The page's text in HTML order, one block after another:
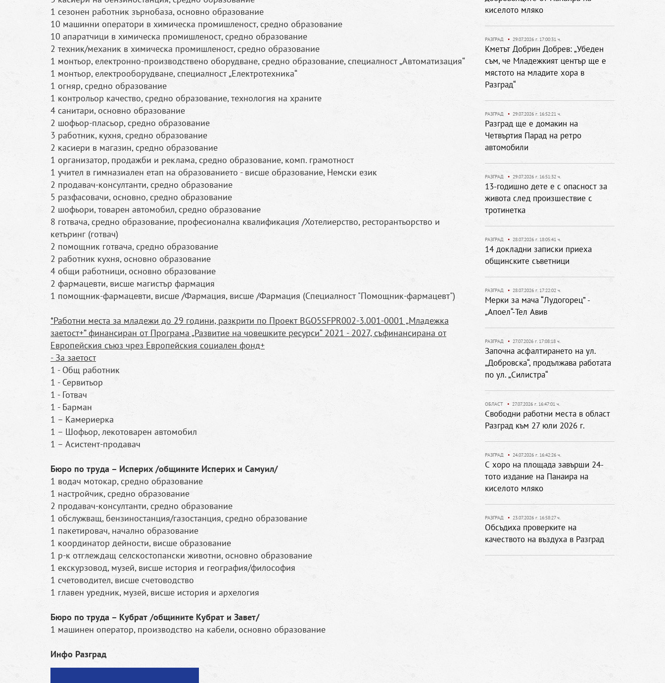
1 сезонен работник зърнобаза, основно образование
10 машинни оператори в химическа промишленост, средно образование
10 апаратчици в химическа промишленост, средно образование
2 техник/механик в химическа промишленост, средно образование
1 монтьор, електронно-производствено оборудване, средно образование, специалност „Автоматизация“
1 монтьор, електрооборудване, специалност „Електротехника“
1 огняр, средно образование
1 контрольор качество, средно образование, технология на храните
4 санитари, основно образование
2 шофьор-пласьор, средно образование
3 работник, кухня, средно образование
2 касиери в магазин, средно образование
1 организатор, продажби и реклама, средно образование, комп. грамотност
1 учител в гимназиален етап на образованието - висше образование, Немски език
2 продавач-консултанти, средно образование
5 разфасовачи, основно, средно образование
2 шофьори, товарен автомобил, средно образование
8 готвача, средно образование, професионална квалификация /Хотелиерство, ресторантьорство и
кетъринг (готвач)
2 помощник готвача, средно образование
2 работник кухня, основно образование
4 общи работници, основно образование
2 фармацевти, висше магистър фармация
1 помощник-фармацевти, висше /Фармация, висше /Фармация (Специалност "Помощник-фармацевт")
*Работни места за младежи до 29 години, разкрити по Проект BGО5SFPR002-3.001-0001 „Младежка
заетост+” финансиран от Програма „Развитие на човешките ресурси“ 2021 - 2027, съфинансирана от
Европейския съюз чрез Европейския социален фонд+
- За заетост
1 - Общ работник
1 - Сервитьор
1 - Готвач
1 - Барман
1 – Камериерка
1 – Шофьор, лекотоварен автомобил
1 – Асистент-продавач
Бюро по труда – Исперих /общините Исперих и Самуил/
1 водач мотокар, средно образование
1 настройчик, средно образование
2 продавач-консултанти, средно образование
1 обслужващ, бензиностанция/газостанция, средно образование
1 пакетировач, начално образование
1 координатор дейности, висше образование
1 р-к отглеждащ селскостопански животни, основно образование
1 екскурзовод, музей, висше история и география/философия
1 счетоводител, висше счетоводство
1 главен уредник, музей, висше история и архелогия
Бюро по труда – Кубрат /общините Кубрат и Завет/
1 машинен оператор, производство на кабели, основно образование
Инфо Разград
киселото мляко
РАЗГРАД • 29.07.2026 г. 17:00:31 ч.
Кметът Добрин Добрев: „Убеден
съм, че Младежкият център ще е
мястото на младите хора в
Разград“
РАЗГРАД • 29.07.2026 г. 16:52:21 ч.
Разград ще е домакин на
Четвъртия Парад на ретро
автомобили
РАЗГРАД • 29.07.2026 г. 16:51:32 ч.
13-годишно дете е с опасност за
живота след произшествие с
тротинетка
РАЗГРАД • 28.07.2026 г. 18:05:41 ч.
14 докладни записки приеха
общинските съветници
РАЗГРАД • 28.07.2026 г. 17:22:02 ч.
Мерки за мача “Лудогорец” -
„Апоел“-Тел Авив
РАЗГРАД • 27.07.2026 г. 17:08:18 ч.
Започна асфалтирането на ул.
„Добровска“, продължава работата
по ул. „Силистра“
ОБЛАСТ • 27.07.2026 г. 16:47:01 ч.
Свободни работни места в област
Разград към 27 юли 2026 г.
РАЗГРАД • 24.07.2026 г. 16:42:26 ч.
С хоро на площада завърши 24-
тото издание на Панаира на
киселото мляко
РАЗГРАД • 23.07.2026 г. 16:58:27 ч.
Обсъдиха проверките на
качеството на въздуха в Разград